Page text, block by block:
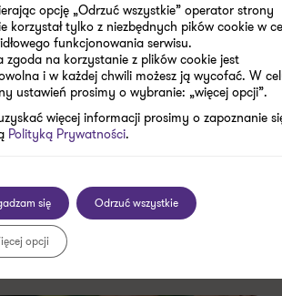
z kategorii:
podatkowe
opcję „Odrzuć wszystkie” operator strony
korzystał tylko z niezbędnych pików cookie w
funkcjonowania serwisu.
zgoda na korzystanie z plików cookie jest
i w każdej chwili możesz ją wycofać. W
ustawień prosimy o wybranie: „więcej opcji”.
więcej informacji prosimy o zapoznanie
Polityką Prywatności.
się Odrzuć wszystkie
opcji